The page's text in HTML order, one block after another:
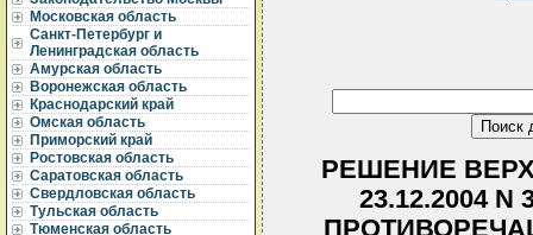
Московская область
Санкт-Петербург и
Ленинградская область
Амурская область
Воронежская область
Краснодарский край
Омская область
Приморский край
Ростовская область
Саратовская область
Свердловская область
Тульская область
Тюменская область
РЕШЕНИЕ
23.12.2004